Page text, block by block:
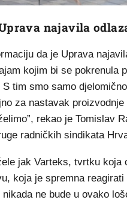
najavila
da je Uprava
kojim bi se pokrenula
tim smo samo
za nastavak proizvodnje
rekao je Tomislav
radničkih sindikata
jak Varteks, tvrtku koja
koja je spremna reagirati
ne bude u ovako